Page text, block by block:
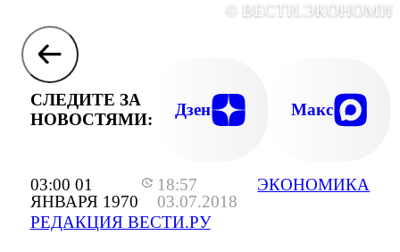
03:00 01
ЯНВАРЯ 1970
18:57
03.07.2018
РЕДАКЦИЯ ВЕСТИ.РУ
ЭКОНОМИКА
©
СЛЕДИТЕ ЗА
НОВОСТЯМИ:
Дзен Макс